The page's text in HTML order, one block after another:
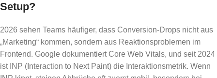
Setup?
2026 sehen Teams häufiger, dass Conversion-Drops nicht aus
„Marketing“ kommen, sondern aus Reaktionsproblemen im
Frontend. Google dokumentiert Core Web Vitals, und seit 2024
ist INP (Interaction to Next Paint) die Interaktionsmetrik. Wenn